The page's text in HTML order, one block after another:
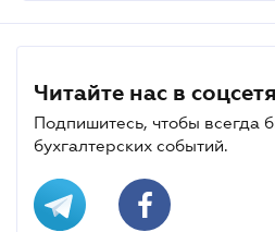
Читайте нас в
Подпишитесь, чтобы всегда
бухгалтерских событий.